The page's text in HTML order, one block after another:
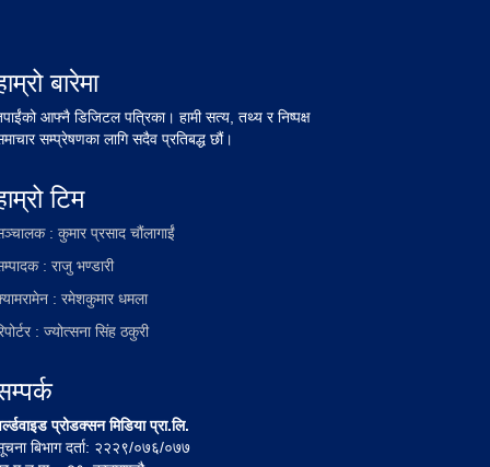
बारेमा
आफ्नै डिजिटल पत्रिका। हामी सत्य, तथ्य र निष्पक्ष
सम्प्रेषणका लागि सदैव प्रतिबद्ध छौं।
टिम
: कुमार प्रसाद चौंलागाईं
: राजु भण्डारी
: रमेशकुमार धमला
: ज्योत्सना सिंह ठकुरी
प्रोडक्सन मिडिया प्रा.लि.
बिभाग दर्ता: २२२९/०७६/०७७